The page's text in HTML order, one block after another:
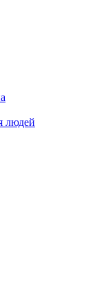
людей